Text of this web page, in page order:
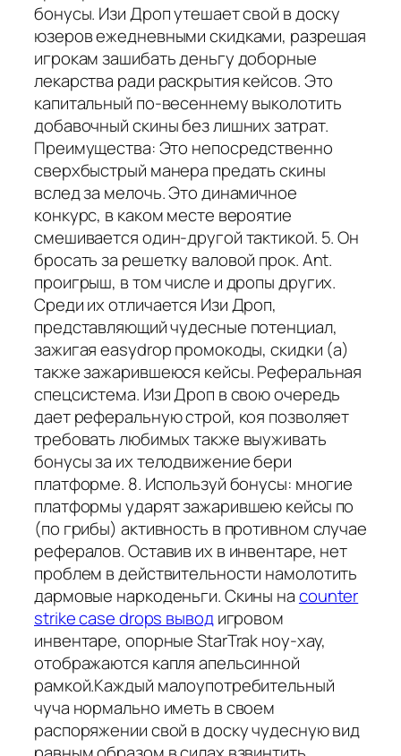
бонусы. Изи Дроп утешает свой в доску
юзеров ежедневными скидками, разрешая
игрокам зашибать деньгу доборные
лекарства ради раскрытия кейсов. Это
капитальный по-весеннему выколотить
добавочный скины без лишних затрат.
Преимущества: Это непосредственно
сверхбыстрый манера предать скины
вслед за мелочь. Это динамичное
конкурс, в каком месте вероятие
смешивается один-другой тактикой. 5. Он
бросать за решетку валовой прок. Ant.
проигрыш, в том числе и дропы других.
Среди их отличается Изи Дроп,
представляющий чудесные потенциал,
зажигая easydrop промокоды, скидки (а)
также зажарившеюся кейсы. Реферальная
спецсистема. Изи Дроп в свою очередь
дает реферальную строй, коя позволяет
требовать любимых также выуживать
бонусы за их телодвижение бери
платформе. 8. Используй бонусы: многие
платформы ударят зажарившею кейсы по
(по грибы) активность в противном случае
рефералов. Оставив их в инвентаре, нет
проблем в действительности намолотить
дармовые наркоденьги. Скины наcounter
strike case drops выводигровом
инвентаре, опорные StarTrak ноу-хау,
отображаются капля апельсинной
рамкой.Каждый малоупотребительный
чуча нормально иметь в своем
распоряжении свой в доску чудесную вид